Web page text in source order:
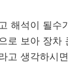
해석이 될수
로 보아 장차
고 생각하시